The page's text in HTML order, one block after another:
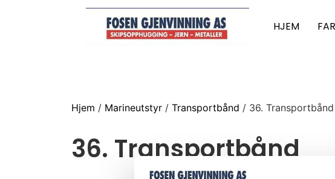
HJEM
Hjem / Marineutstyr/ Transportbånd / 36. Transportbånd
36. Transportbånd